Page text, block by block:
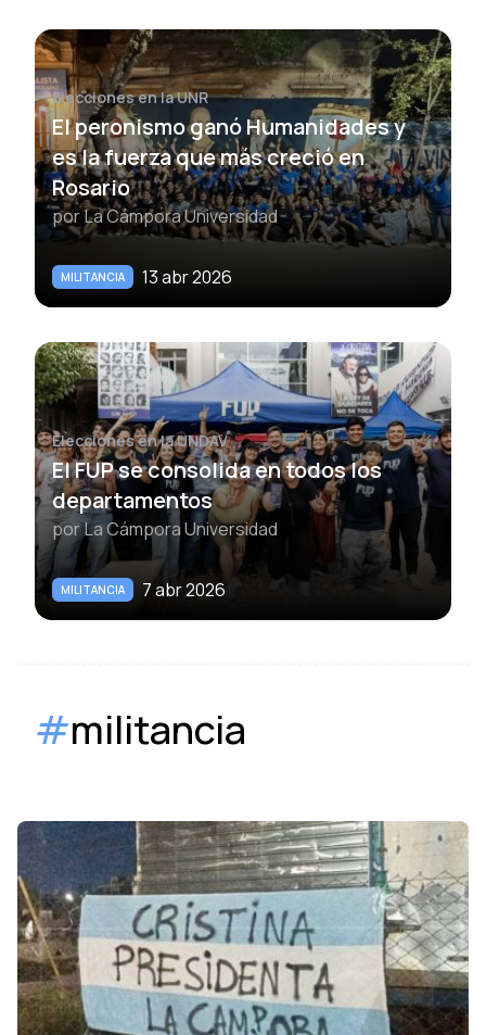
Elecciones en la UNR
El peronismo ganó Humanidades y
es la fuerza que más creció en
Rosario
porLa Cámpora Universidad
MILITANCIA 13 abr 2026
Elecciones en la UNDAV
El FUP se consolida en todos los
departamentos
porLa Cámpora Universidad
MILITANCIA 7 abr 2026
#militancia